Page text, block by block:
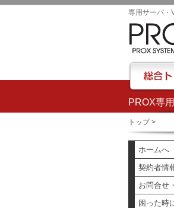
PROX専
専用サーバ・
トップ>
ホームへ
契約者情
お問合せ
困った時
総合トップ